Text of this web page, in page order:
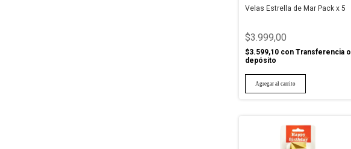
Velas Estrella de Mar Pack x 5
$3.999,00
$3.599,10 con Transferencia o
depósito